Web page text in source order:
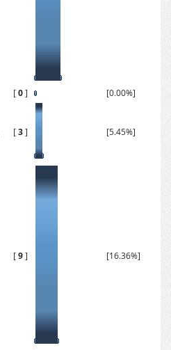
[0] [0.00%]
[3] [5.45%]
[9] [16.36%]